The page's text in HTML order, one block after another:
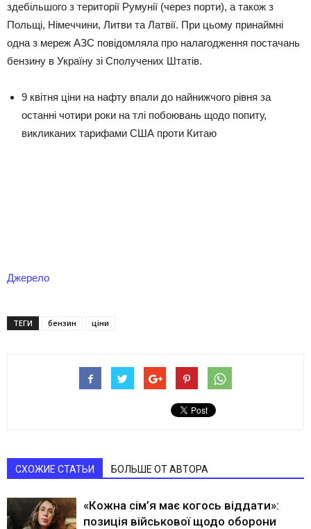
здебільшого з території Румунії (через порти), а також з
Польщі, Німеччини, Литви та Латвії. При цьому принаймні
одна з мереж АЗС повідомляла про налагодження постачань
бензину в Україну зі Сполучених Штатів.
9 квітня ціни на нафту впали до найнижчого рівня за
останні чотири роки на тлі побоювань щодо попиту,
викликаних тарифами США проти Китаю
Джерело
ТЕГИ бензин ціни
СХОЖИЕ СТАТЬИ БОЛЬШЕ ОТ АВТОРА
«Кожна сім’я має когось віддати»:
позиція військової щодо оборони